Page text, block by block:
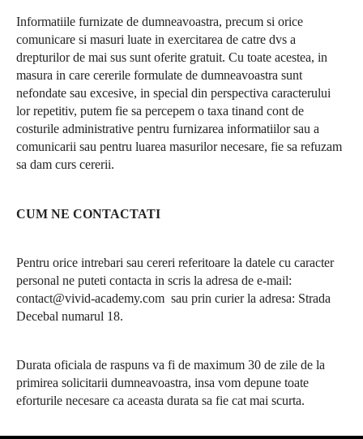
Informatiile furnizate de dumneavoastra, precum si orice
comunicare si masuri luate in exercitarea de catre dvs a
drepturilor de mai sus sunt oferite gratuit. Cu toate acestea, in
masura in care cererile formulate de dumneavoastra sunt
nefondate sau excesive, in special din perspectiva caracterului
lor repetitiv, putem fie sa percepem o taxa tinand cont de
costurile administrative pentru furnizarea informatiilor sau a
comunicarii sau pentru luarea masurilor necesare, fie sa refuzam
sa dam curs cererii.
CUM NE CONTACTATI
Pentru orice intrebari sau cereri referitoare la datele cu caracter
personal ne puteti contacta in scris la adresa de e-mail:
contact@vivid-academy.com sau prin curier la adresa: Strada
Decebal numarul 18.
Durata oficiala de raspuns va fi de maximum 30 de zile de la
primirea solicitarii dumneavoastra, insa vom depune toate
eforturile necesare ca aceasta durata sa fie cat mai scurta.